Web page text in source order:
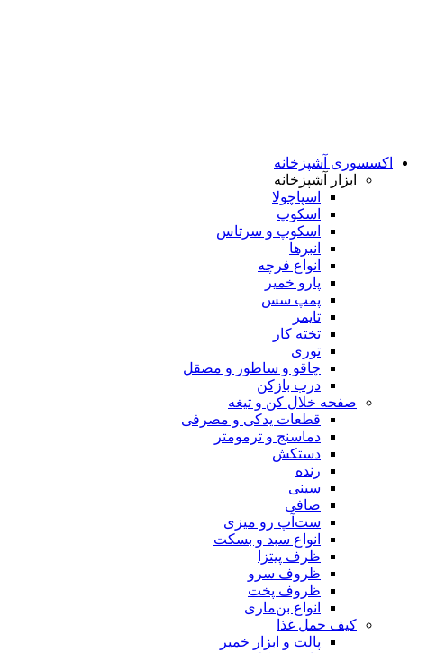
اکسسوری آشپزخانه
ابزار آشپزخانه
اسپاچولا
اسکوپ
اسکوپ و سرتاس
انبرها
انواع فرچه
پارو خمیر
پمپ سس
تایمر
تخته کار
توری
چاقو و ساطور و مصقل
درب بازکن
صفحه خلال کن و تیغه
قطعات یدکی و مصرفی
دماسنج و ترمومتر
دستکش
رنده
سینی
صافی
ست‌آپ رو میزی
انواع سبد و بسکت
ظرف پیتزا
ظروف سرو
ظروف پخت
انواع بن‌ماری
کیف حمل غذا
پالت و ابزار خمیر